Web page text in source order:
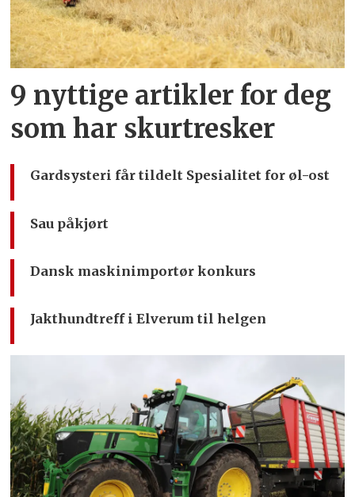
9 nyttige artikler for deg
som har skurtresker
Gardsysteri får tildelt Spesialitet for øl-ost
Sau påkjørt
Dansk maskinimportør konkurs
Jakthundtreff i Elverum til helgen